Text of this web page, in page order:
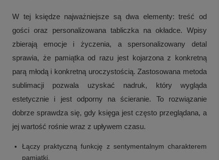
W tej księdze najważniejsze są dwa elementy: treść od
gości oraz personalizowana tabliczka na okładce. Wpisy
zbierają emocje i życzenia, a spersonalizowany detal
sprawia, że pamiątka od razu jest kojarzona z konkretną
parą młodą i konkretną uroczystością. Zastosowana metoda
sublimacji pozwala uzyskać nadruk, który wygląda
estetycznie i jest odporny na ścieranie. To rozwiązanie
dobrze sprawdza się, gdy księga jest często przeglądana, a
jej wartość rośnie wraz z upływem czasu.
Łączy praktyczną funkcję z sentymentalnym charakterem
pamiątki.